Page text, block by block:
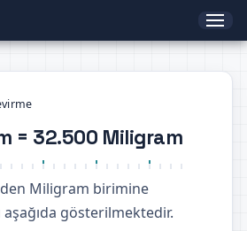
= 32.500 Miligram
Miligram birimine
gösterilmektedir.